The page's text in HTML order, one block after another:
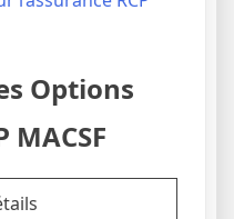
Options
MACSF